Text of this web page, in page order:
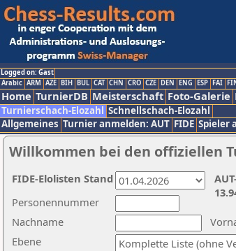
Logged on: Gast
Arabic ARM AZE BIH BUL CAT CHN CRO CZE DEN ENG ESP FAI
Home TurnierDB Meisterschaft Foto-Galerie
Turnierschach-Elozahl Schnellschach-Elozahl
Allgemeines Turnier anmelden: AUT FIDE Spieler
Willkommen bei den offiziellen
Nachname
Ebene
Personennummer
FIDE-Elolisten Stand